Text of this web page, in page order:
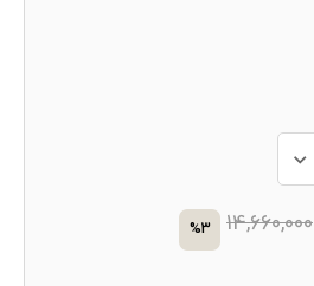
14,660,000
%3